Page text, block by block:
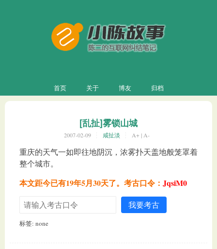
首页 关于 博友 归档
[乱扯]雾锁山城
2007-02-09 咸扯淡 A+ |A-
重庆的天气一如即往地阴沉，浓雾扑天盖地般笼罩着
整个城市。
本文距今已有19年5月30天了。考古口令： JqsiM0
我要考古
标签: none